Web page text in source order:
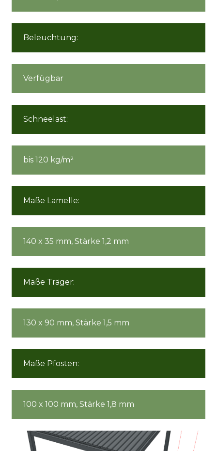
Beleuchtung:
Verfügbar
Schneelast:
bis 120 kg/m²
Maße Lamelle:
140 x 35 mm, Stärke 1,2 mm
Maße Träger:
130 x 90 mm, Stärke 1,5 mm
Maße Pfosten:
100 x 100 mm, Stärke 1,8 mm